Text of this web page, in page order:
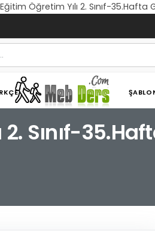
Öğretim Yılı 2. Sınıf-35.Hafta
Sınıf-